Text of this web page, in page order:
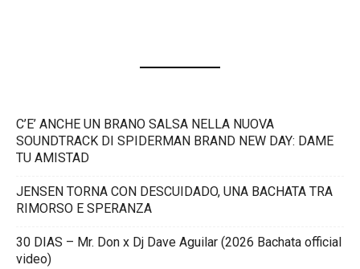
C’E’ ANCHE UN BRANO SALSA NELLA NUOVA
SOUNDTRACK DI SPIDERMAN BRAND NEW DAY: DAME
TU AMISTAD
JENSEN TORNA CON DESCUIDADO, UNA BACHATA TRA
RIMORSO E SPERANZA
30 DIAS – Mr. Don x Dj Dave Aguilar (2026 Bachata official
video)